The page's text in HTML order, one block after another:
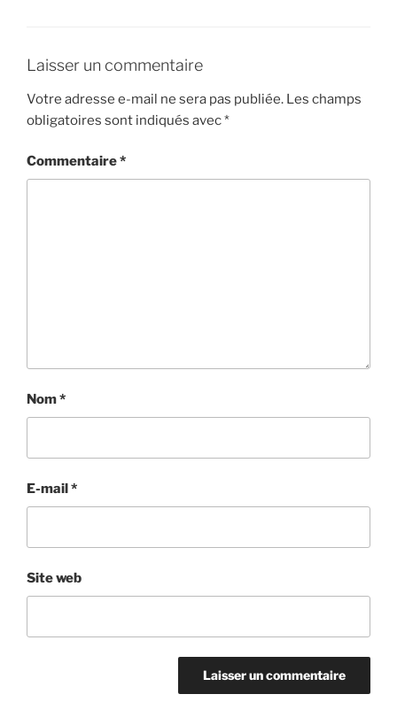
Laisser un commentaire
Votre adresse e-mail ne sera pas publiée. Les champs
obligatoires sont indiqués avec*
Commentaire*
Nom*
E-mail*
Site web